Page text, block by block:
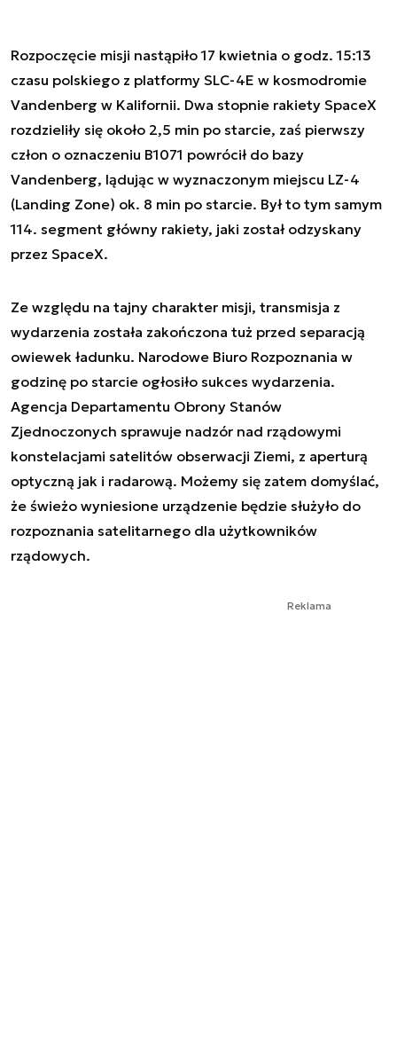
Rozpoczęcie misji nastąpiło 17 kwietnia o godz. 15:13
czasu polskiego z platformy SLC-4E w kosmodromie
Vandenberg w Kalifornii. Dwa stopnie rakiety SpaceX
rozdzieliły się około 2,5 min po starcie, zaś pierwszy
człon o oznaczeniu B1071 powrócił do bazy
Vandenberg, lądując w wyznaczonym miejscu LZ-4
(Landing Zone) ok. 8 min po starcie. Był to tym samym
114. segment główny rakiety, jaki został odzyskany
przez SpaceX.
Ze względu na tajny charakter misji, transmisja z
wydarzenia została zakończona tuż przed separacją
owiewek ładunku. Narodowe Biuro Rozpoznania w
godzinę po starcie ogłosiło sukces wydarzenia.
Agencja Departamentu Obrony Stanów
Zjednoczonych sprawuje nadzór nad rządowymi
konstelacjami satelitów obserwacji Ziemi, z aperturą
optyczną jak i radarową. Możemy się zatem domyślać,
że świeżo wyniesione urządzenie będzie służyło do
rozpoznania satelitarnego dla użytkowników
rządowych.
Reklama